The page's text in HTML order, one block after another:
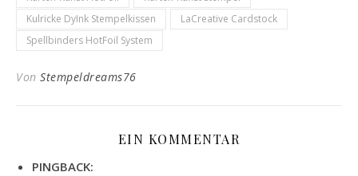
Kulricke DyInk Stempelkissen
LaCreative Cardstock
Spellbinders HotFoil System
Von Stempeldreams76
EIN KOMMENTAR
PINGBACK: